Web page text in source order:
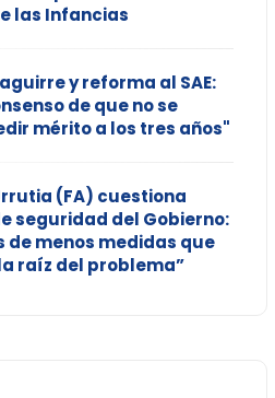
las Infancias
y reforma al SAE:
de que no se
mérito a los tres años"
(FA) cuestiona
seguridad del Gobierno:
de menos medidas que
raíz del problema”